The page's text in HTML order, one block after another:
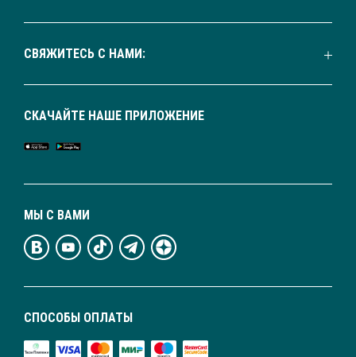
СВЯЖИТЕСЬ С НАМИ:
СПОСОБЫ ОПЛАТЫ
МЫ С ВАМИ
СКАЧАЙТЕ НАШЕ ПРИЛОЖЕНИЕ